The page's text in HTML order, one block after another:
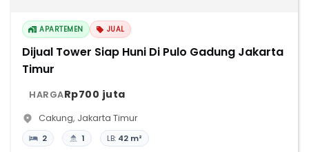
APARTEMEN JUAL
Dijual Tower Siap Huni Di Pulo Gadung Jakarta
Timur
HARGARp700 juta
Cakung, Jakarta Timur
2 1 LB: 42 m²